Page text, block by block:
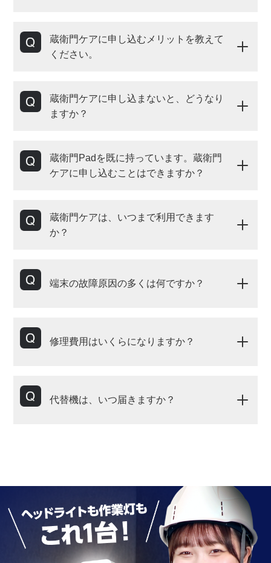
蔵衛門ケアに申し込むメリットを教えて
ください。
蔵衛門ケアに申し込まないと、どうなり
ますか？
蔵衛門Padを既に持っています。蔵衛門
ケアに申し込むことはできますか？
蔵衛門ケアは、いつまで利用できます
か？
端末の故障原因の多くは何ですか？
修理費用はいくらになりますか？
代替機は、いつ届きますか？